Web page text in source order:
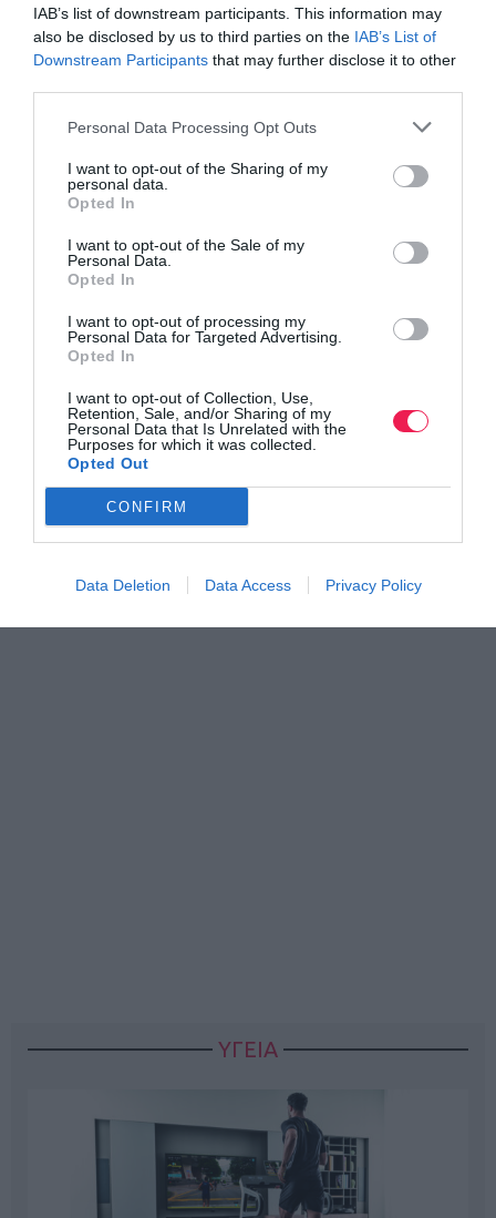
IAB’s list of downstream participants. This information may
also be disclosed by us to third parties on the IAB’s List of
Downstream Participants that may further disclose it to other
Personal Data Processing Opt Outs
I want to opt-out of the Sharing of my
personal data.
Opted In
I want to opt-out of the Sale of my
Personal Data.
Opted In
I want to opt-out of processing my
Personal Data for Targeted Advertising.
Opted In
I want to opt-out of Collection, Use,
Retention, Sale, and/or Sharing of my
Personal Data that Is Unrelated with the
Purposes for which it was collected.
Opted Out
CONFIRM
Data Deletion Data Access Privacy Policy
Βρες το RUNNER!
Όλα τα Τεύχη
ΥΓΕΙΑ